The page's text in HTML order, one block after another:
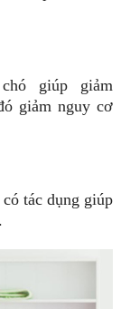
giúp giảm
giảm nguy cơ
tác dụng giúp